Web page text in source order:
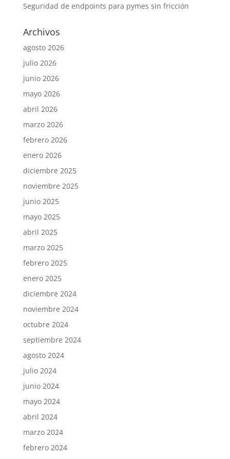
Seguridad de endpoints para pymes sin fricción
Archivos
agosto 2026
julio 2026
junio 2026
mayo 2026
abril 2026
marzo 2026
febrero 2026
enero 2026
diciembre 2025
noviembre 2025
junio 2025
mayo 2025
abril 2025
marzo 2025
febrero 2025
enero 2025
diciembre 2024
noviembre 2024
octubre 2024
septiembre 2024
agosto 2024
julio 2024
junio 2024
mayo 2024
abril 2024
marzo 2024
febrero 2024